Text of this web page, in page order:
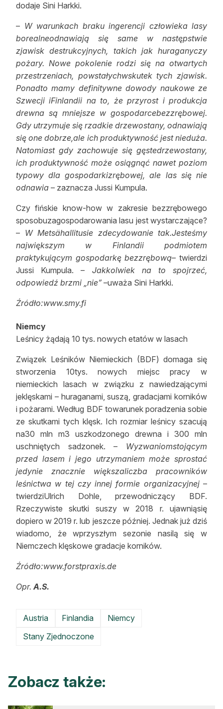
dodaje Sini Harkki.
– W warunkach braku ingerencji człowieka lasy
borealneodnawiają się same w następstwie
zjawisk destrukcyjnych, takich jak huraganyczy
pożary. Nowe pokolenie rodzi się na otwartych
przestrzeniach, powstałychwskutek tych zjawisk.
Ponadto mamy definitywne dowody naukowe ze
Szwecji iFinlandii na to, że przyrost i produkcja
drewna są mniejsze w gospodarcebezzrębowej.
Gdy utrzymuje się rzadkie drzewostany, odnawiają
się one dobrze,ale ich produktywność jest nieduża.
Natomiast gdy zachowuje się gęstedrzewostany,
ich produktywność może osiągnąć nawet poziom
typowy dla gospodarkizrębowej, ale las się nie
odnawia – zaznacza Jussi Kumpula.
Czy fińskie know-how w zakresie bezzrębowego
sposobuzagospodarowania lasu jest wystarczające?
– W Metsähallitusie zdecydowanie tak.Jesteśmy
największym w Finlandii podmiotem
praktykującym gospodarkę bezzrębową– twierdzi
Jussi Kumpula. – Jakkolwiek na to spojrzeć,
odpowiedź brzmi „nie”–uważa Sini Harkki.
Źródło:www.smy.fi
Niemcy
Leśnicy żądają 10 tys. nowych etatów w lasach
Związek Leśników Niemieckich (BDF) domaga się
stworzenia 10tys. nowych miejsc pracy w
niemieckich lasach w związku z nawiedzającymi
jeklęskami – huraganami, suszą, gradacjami korników
i pożarami. Według BDF towarunek poradzenia sobie
ze skutkami tych klęsk. Ich rozmiar leśnicy szacują
na30 mln m3 uszkodzonego drewna i 300 mln
uschniętych sadzonek. – Wyzwaniomstojącym
przed lasem i jego utrzymaniem może sprostać
jedynie znacznie większaliczba pracowników
leśnictwa w tej czy innej formie organizacyjnej–
twierdziUlrich Dohle, przewodniczący BDF.
Rzeczywiste skutki suszy w 2018 r. ujawniąsię
dopiero w 2019 r. lub jeszcze później. Jednak już dziś
wiadomo, że wprzyszłym sezonie nasilą się w
Niemczech klęskowe gradacje korników.
Źródło:www.forstpraxis.de
Opr.A.S.
Austria Finlandia
Niemcy
Stany Zjednoczone
Zobacz także: